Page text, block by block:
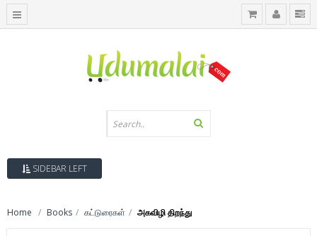
SIDEBAR LEFT
Home Books கட்டுரைகள் அகவிழி திறந்து